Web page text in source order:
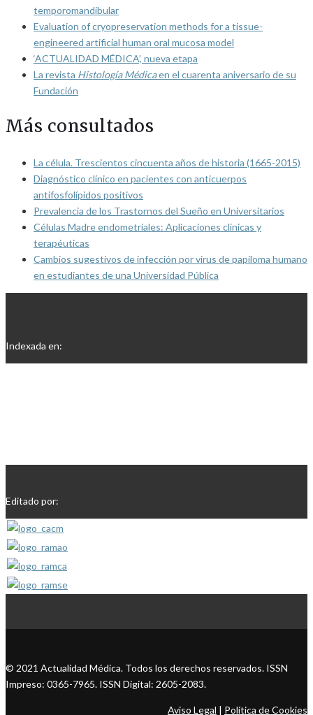
temporomandibular
Evaluation of cryopreservation methods for a tissue-
engineered artificial human oral mucosa model
‘ACTUALIDAD MÉDICA’, nueva etapa
La revista Histología Médicaen el cuarenta aniversario de su
Fundación
Más consultados
La célula. Trescientos cincuenta años de historia (1665-2015)
Diagnóstico clínico en pacientes con anticuerpos
antifosfolípidos positivos
Prevalencia de los Trastornos del Sueño en Universitarios
Células Madre endometriales: Aplicaciones clínicas y
terapéuticas
Cambios sugestivos de infección por virus de papiloma humano
en estudiantes de una Universidad Pública
Indexada en:
Editado por:
© 2021 Actualidad Médica. Todos los derechos reservados. ISSN
Impreso: 0365-7965. ISSN Digital: 2605-2083.
Aviso Legal | Política de Cookies